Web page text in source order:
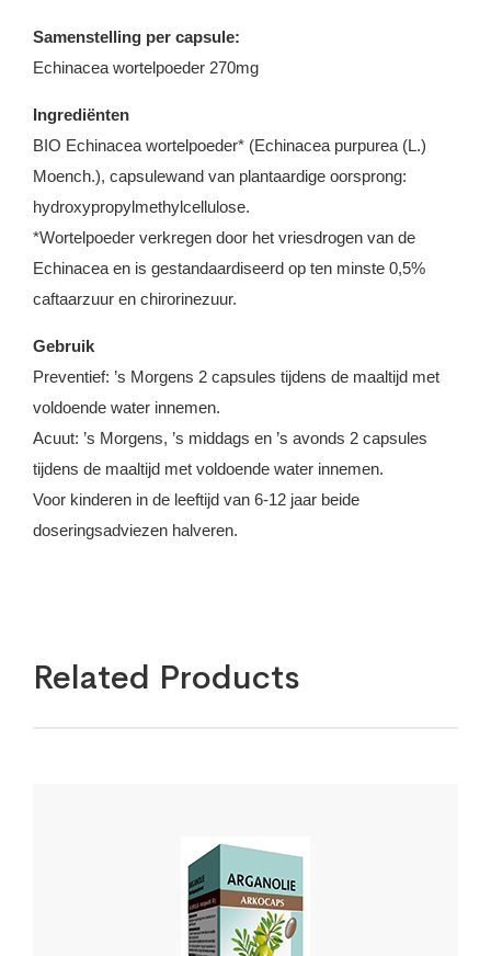
Samenstelling per capsule:
Echinacea wortelpoeder 270mg
Ingrediënten
BIO Echinacea wortelpoeder* (Echinacea purpurea (L.)
Moench.), capsulewand van plantaardige oorsprong:
hydroxypropylmethylcellulose.
*Wortelpoeder verkregen door het vriesdrogen van de
Echinacea en is gestandaardiseerd op ten minste 0,5%
caftaarzuur en chirorinezuur.
Gebruik
Preventief: ’s Morgens 2 capsules tijdens de maaltijd met
voldoende water innemen.
Acuut: ’s Morgens, ’s middags en ’s avonds 2 capsules
tijdens de maaltijd met voldoende water innemen.
Voor kinderen in de leeftijd van 6-12 jaar beide
doseringsadviezen halveren.
Related Products